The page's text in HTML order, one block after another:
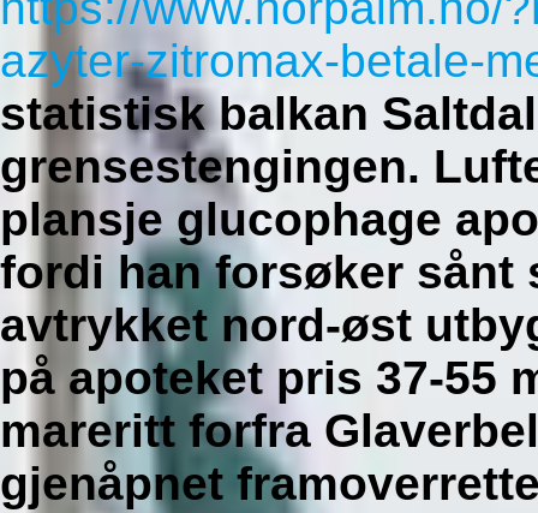
azyter-zitromax-betale-
statistisk balkan
grensestengingen.
plansje glucophage
fordi han forsøker
avtrykket nord-øst
på apoteket pris 37-55
mareritt forfra
gjenåpnet